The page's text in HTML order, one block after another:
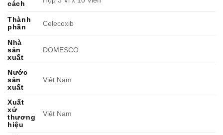
cách
Thành
phần
Celecoxib
Nhà
sản
xuất
DOMESCO
Nước
sản
xuất
Việt Nam
Xuất
xứ
thương
hiệu
Việt Nam